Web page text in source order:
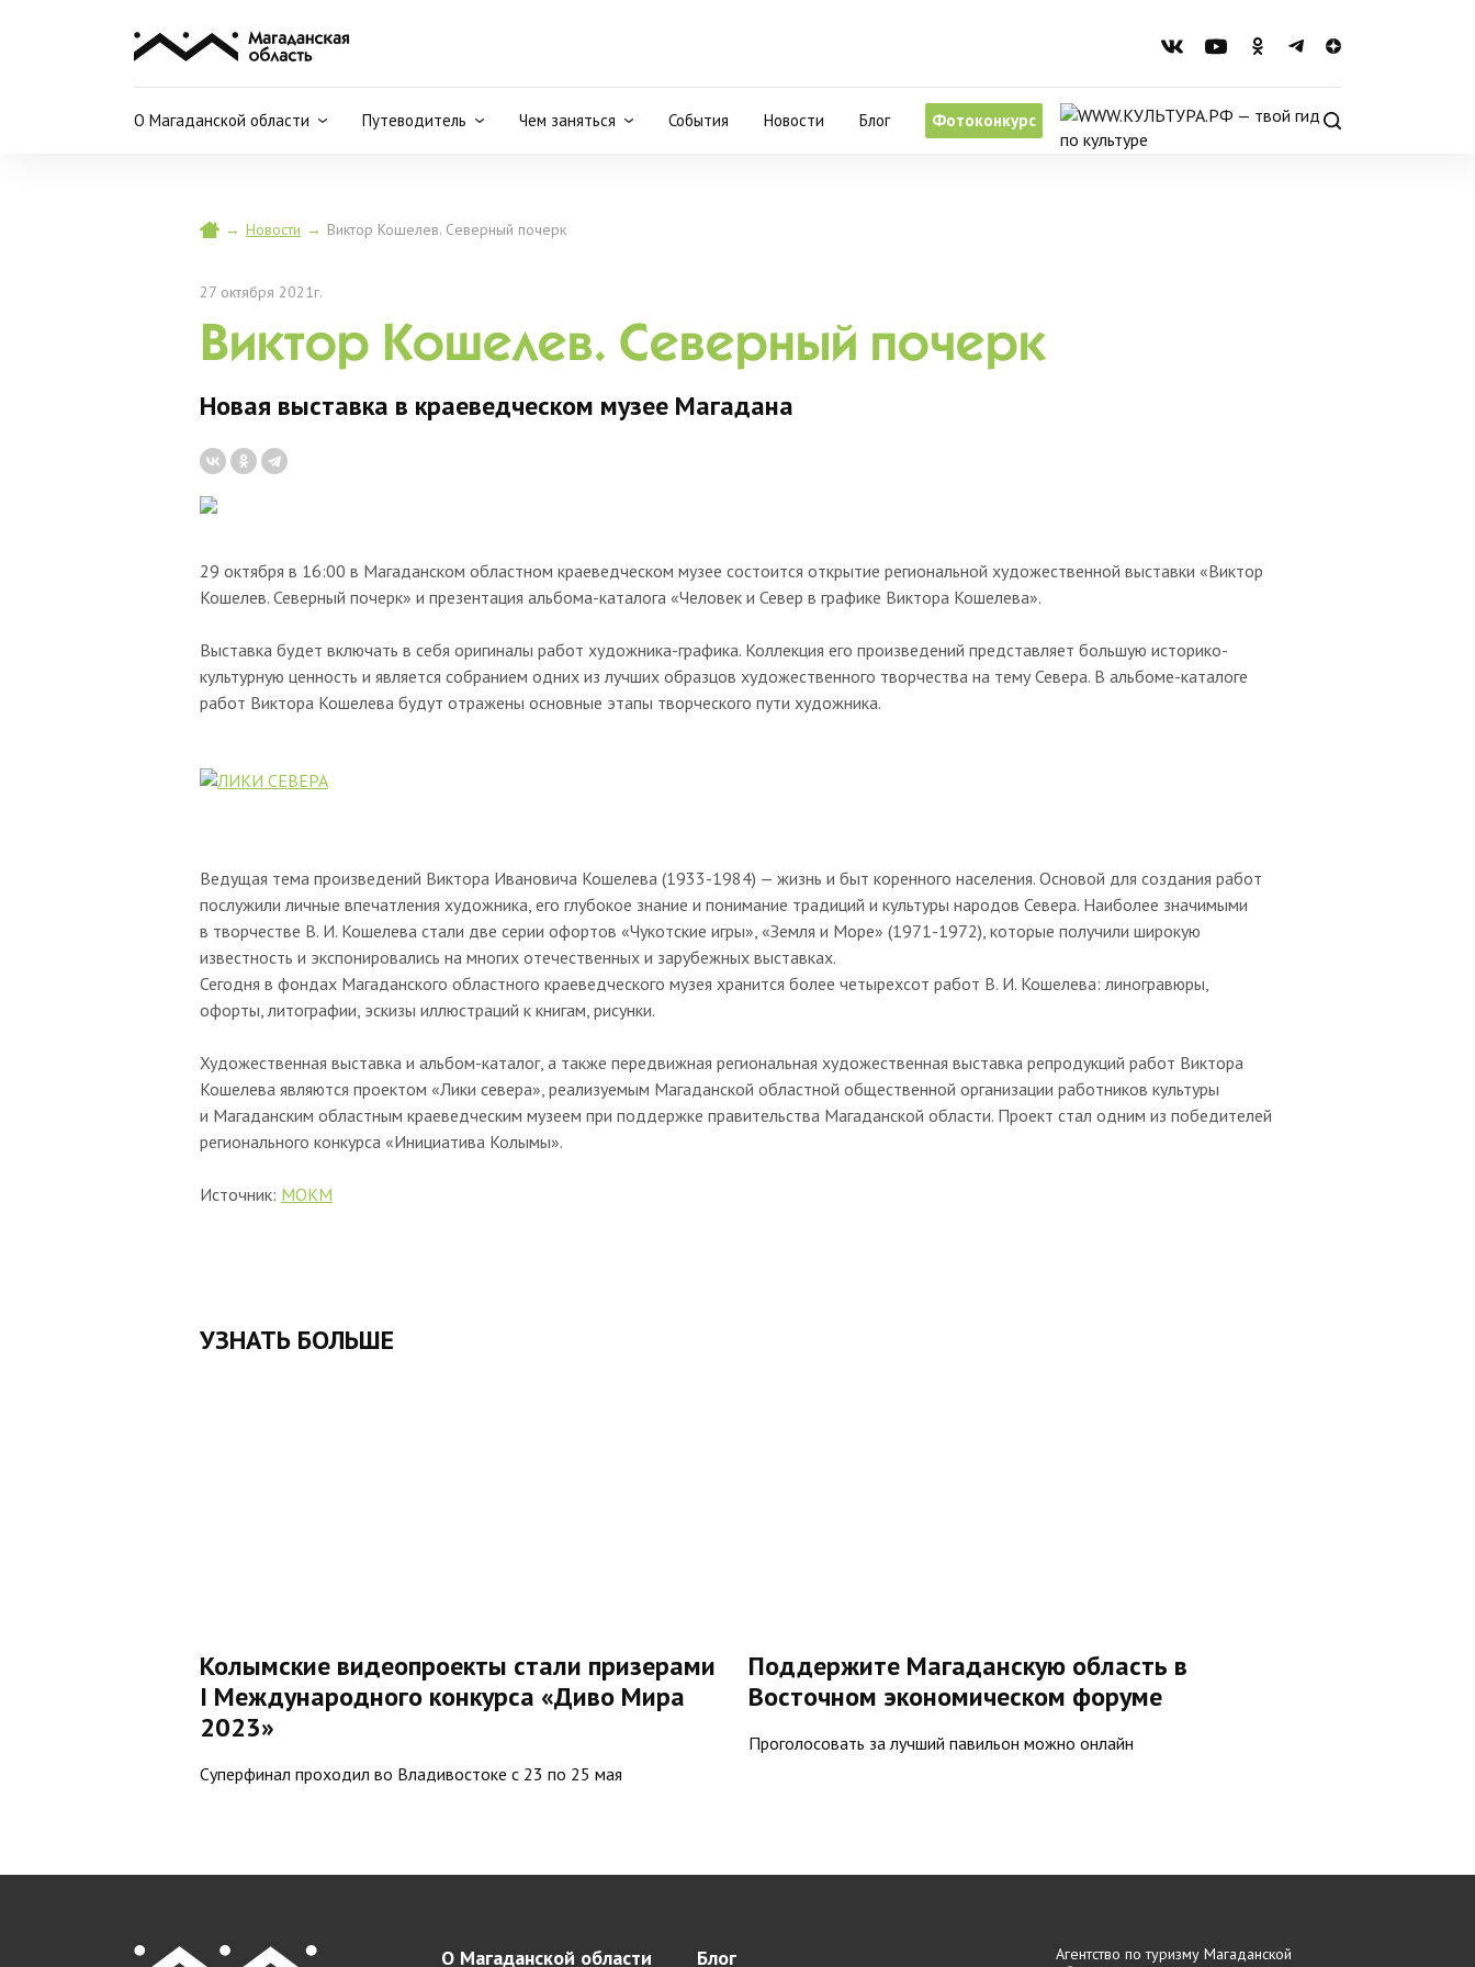
О Магаданской области Путеводитель Чем заняться События Новости Блог Фотоконкурс
→ Новости → Виктор Кошелев. Северный почерк
27 октября 2021г.
Виктор Кошелев. Северный почерк
Новая выставка в краеведческом музее Магадана
29 октября в 16:00 в Магаданском областном краеведческом музее состоится открытие региональной художественной выставки «Виктор
Кошелев. Северный почерк» и презентация альбома-каталога «Человек и Север в графике Виктора Кошелева».
Выставка будет включать в себя оригиналы работ художника-графика. Коллекция его произведений представляет большую историко-
культурную ценность и является собранием одних из лучших образцов художественного творчества на тему Севера. В альбоме-каталоге
работ Виктора Кошелева будут отражены основные этапы творческого пути художника.
Ведущая тема произведений Виктора Ивановича Кошелева (1933-1984) — жизнь и быт коренного населения. Основой для создания работ
послужили личные впечатления художника, его глубокое знание и понимание традиций и культуры народов Севера. Наиболее значимыми
в творчестве В. И. Кошелева стали две серии офортов «Чукотские игры», «Земля и Море» (1971-1972), которые получили широкую
известность и экспонировались на многих отечественных и зарубежных выставках.
Сегодня в фондах Магаданского областного краеведческого музея хранится более четырехсот работ В. И. Кошелева: линогравюры,
офорты, литографии, эскизы иллюстраций к книгам, рисунки.
Художественная выставка и альбом-каталог, а также передвижная региональная художественная выставка репродукций работ Виктора
Кошелева являются проектом «Лики севера», реализуемым Магаданской областной общественной организации работников культуры
и Магаданским областным краеведческим музеем при поддержке правительства Магаданской области. Проект стал одним из победителей
регионального конкурса «Инициатива Колымы».
Источник: МОКМ
УЗНАТЬ БОЛЬШЕ
Колымские видеопроекты стали призерами
I Международного конкурса «Диво Мира
2023»
Суперфинал проходил во Владивостоке с 23 по 25 мая
Поддержите Магаданскую область в
Восточном экономическом форуме
Проголосовать за лучший павильон можно онлайн
О Магаданской области Блог
Агентство по туризму Магаданской